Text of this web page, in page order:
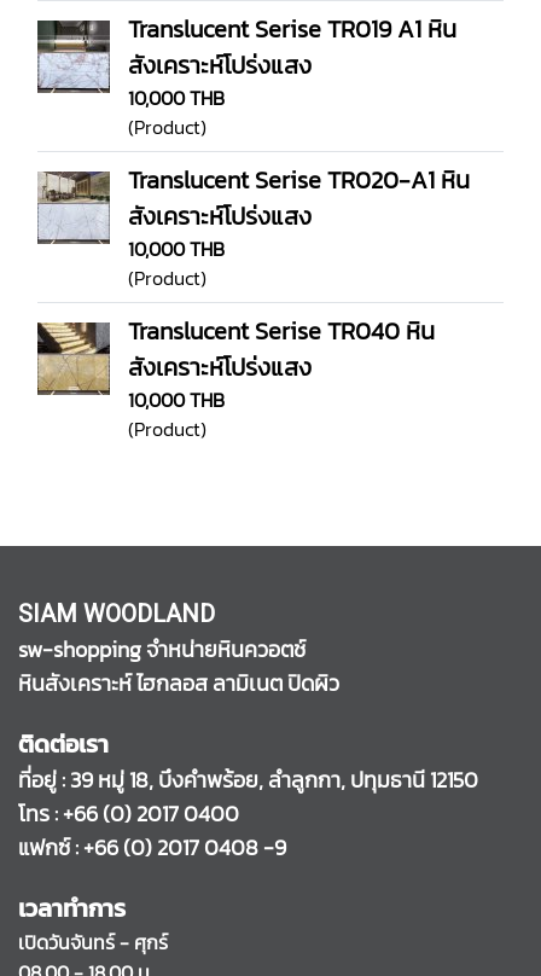
Translucent Serise TR019 A1 หิน
สังเคราะห์โปร่งแสง
10,000 THB
(Product)
Translucent Serise TR020-A1 หิน
สังเคราะห์โปร่งแสง
10,000 THB
(Product)
Translucent Serise TR040 หิน
สังเคราะห์โปร่งแสง
10,000 THB
(Product)
SIAM WOODLAND
sw-shopping จำหน่ายหินควอตช์
หินสังเคราะห์ ไฮกลอส ลามิเนต ปิดผิว
ติดต่อเรา
ที่อยู่ : 39 หมู่ 18, บึงคำพร้อย, ลำลูกกา, ปทุมธานี 12150
โทร :+66 (0) 2017 0400
แฟกซ์ : +66 (0) 2017 0408 -9
เวลาทำการ
เปิดวันจันทร์ - ศุกร์